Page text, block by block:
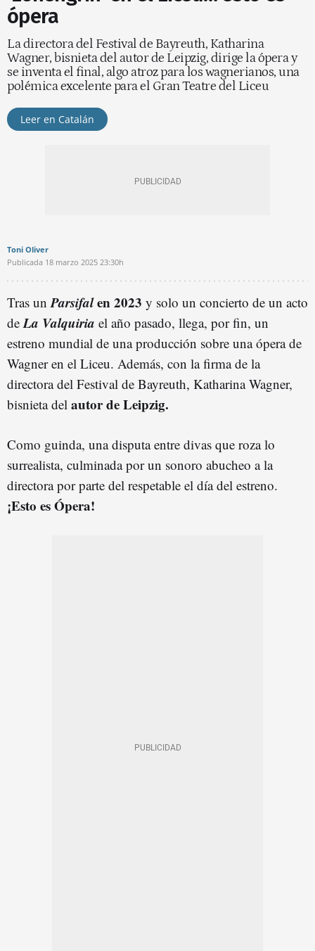
ópera
La directora del Festival de Bayreuth, Katharina
Wagner, bisnieta del autor de Leipzig, dirige la ópera y
se inventa el final, algo atroz para los wagnerianos, una
polémica excelente para el Gran Teatre del Liceu
Leer en Catalán
Toni Oliver
Publicada 18 marzo 2025 23:30h
Tras un Parsifalen 2023 y solo un concierto de un acto
deLa Valquiria el año pasado, llega, por fin, un
estreno mundial de una producción sobre una ópera de
Wagner en el Liceu. Además, con la firma de la
directora del Festival de Bayreuth, Katharina Wagner,
bisnieta del autor de Leipzig.
Como guinda, una disputa entre divas que roza lo
surrealista, culminada por un sonoro abucheo a la
directora por parte del respetable el día del estreno.
¡Esto es Ópera!